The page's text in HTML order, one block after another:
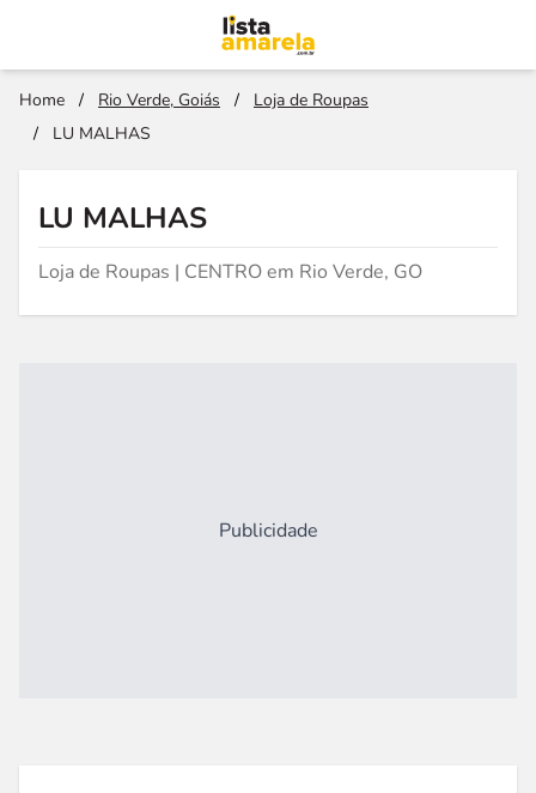
Home / Rio Verde, Goiás /
Loja de Roupas
/
LU MALHAS
LU MALHAS
Loja de Roupas | CENTRO em Rio Verde, GO
Publicidade